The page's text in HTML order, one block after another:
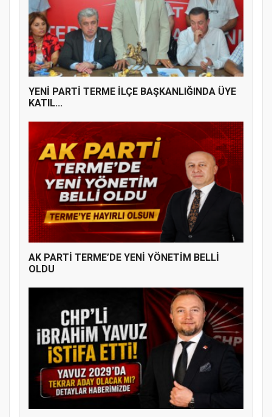
YENİ PARTİ TERME İLÇE BAŞKANLIĞINDA
ÜYE KATILIM PROGRAMI
YENİ PARTİ TERME İLÇE BAŞKANLIĞINDA ÜYE
KATIL...
AK PARTİ TERME’DE YENİ YÖNETİM BELLİ
OLDU